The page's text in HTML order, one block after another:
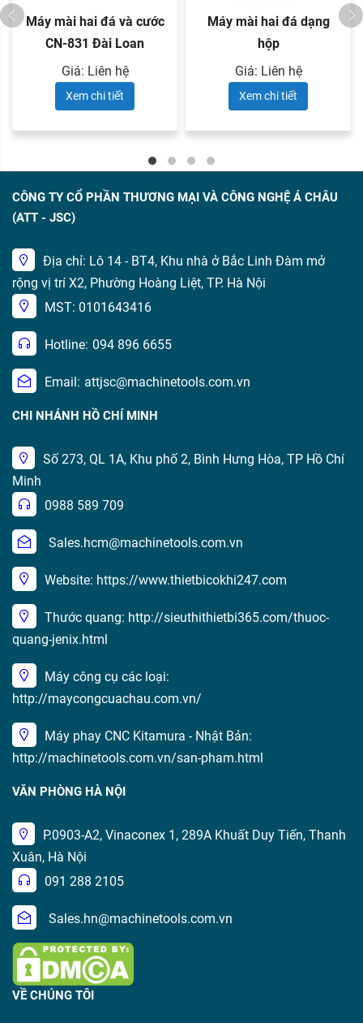
Máy mài hai đá và cước
CN-831 Đài Loan
Giá: Liên hệ
Xem chi tiết
Máy mài hai đá dạng
hộp
Giá: Liên hệ
Xem chi tiết
CÔNG TY CỔ PHẦN THƯƠNG MẠI VÀ CÔNG NGHỆ Á CHÂU
(ATT - JSC)
Địa chỉ: Lô 14 - BT4, Khu nhà ở Bắc Linh Đàm mở
rộng vị trí X2, Phường Hoàng Liệt, TP. Hà Nội
MST: 0101643416
Hotline: 094 896 6655
Email: attjsc@machinetools.com.vn
CHI NHÁNH HỒ CHÍ MINH
Số 273, QL 1A, Khu phố 2, Bình Hưng Hòa, TP Hồ Chí
Minh
0988 589 709
Sales.hcm@machinetools.com.vn
Website: https://www.thietbicokhi247.com
Thước quang: http://sieuthithietbi365.com/thuoc-
quang-jenix.html
Máy công cụ các loại:
http://maycongcuachau.com.vn/
Máy phay CNC Kitamura - Nhật Bản:
http://machinetools.com.vn/san-pham.html
VĂN PHÒNG HÀ NỘI
P.0903-A2, Vinaconex 1, 289A Khuất Duy Tiến, Thanh
Xuân, Hà Nội
091 288 2105
Sales.hn@machinetools.com.vn
VỀ CHÚNG TÔI